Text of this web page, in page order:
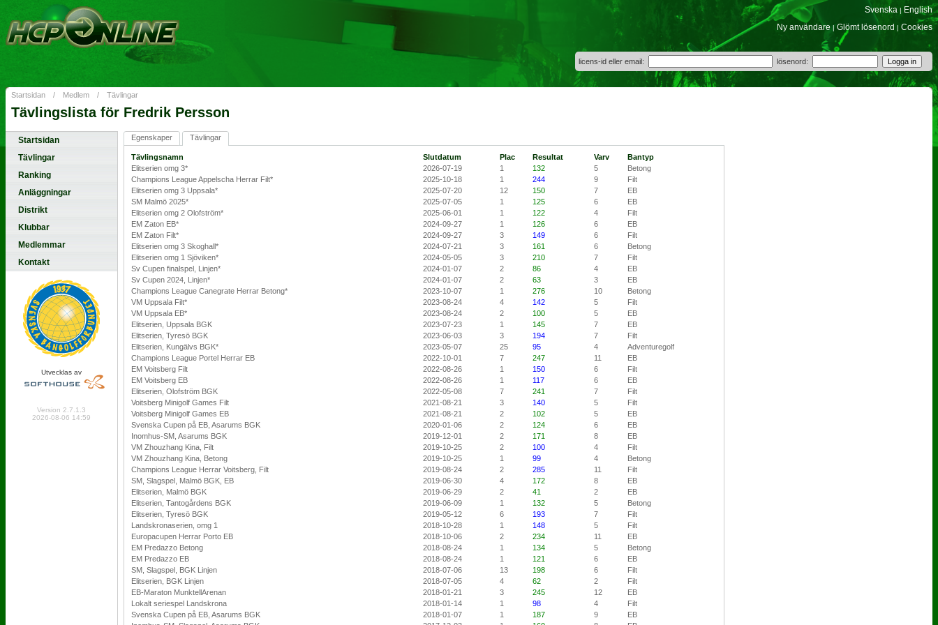
Svenska | English
Ny användare | Glömt lösenord | Cookies
licens-id eller email: lösenord:
Startsidan / Medlem / Tävlingar
Tävlingslista för Fredrik Persson
Startsidan
Tävlingar
Ranking
Anläggningar
Distrikt
Klubbar
Medlemmar
Kontakt
Utvecklas av
Version 2.7.1.3
2026-08-06 14:59
Egenskaper Tävlingar
Tävlingsnamn Slutdatum Plac Resultat Varv
Bantyp
Elitserien omg 3*
2026-07-19 1 132 5
Betong
Champions League Appelscha Herrar Filt*
2025-10-18 1 244 9
Filt
Elitserien omg 3 Uppsala*
2025-07-20 12 150 7
EB
SM Malmö 2025*
2025-07-05 1 125 6
EB
Elitserien omg 2 Olofström*
2025-06-01 1 122 4
Filt
EM Zaton EB*
2024-09-27 1 126 6
EB
EM Zaton Filt*
2024-09-27 3 149 6
Filt
Elitserien omg 3 Skoghall*
2024-07-21 3 161 6
Betong
Elitserien omg 1 Sjöviken*
2024-05-05 3 210 7
Filt
Sv Cupen finalspel, Linjen*
2024-01-07 2 86 4
EB
Sv Cupen 2024, Linjen*
2024-01-07 2 63 3
EB
Champions League Canegrate Herrar Betong*
2023-10-07 1 276 10
Betong
VM Uppsala Filt*
2023-08-24 4 142 5
Filt
VM Uppsala EB*
2023-08-24 2 100 5
EB
Elitserien, Uppsala BGK
2023-07-23 1 145 7
EB
Elitserien, Tyresö BGK
2023-06-03 3 194 7
Filt
Elitserien, Kungälvs BGK*
2023-05-07 25 95 4
Adventuregolf
Champions League Portel Herrar EB
2022-10-01 7 247 11
EB
EM Voitsberg Filt
2022-08-26 1 150 6
Filt
EM Voitsberg EB
2022-08-26 1 117 6
EB
Elitserien, Olofström BGK
2022-05-08 7 241 7
Filt
Voitsberg Minigolf Games Filt
2021-08-21 3 140 5
Filt
Voitsberg Minigolf Games EB
2021-08-21 2 102 5
EB
Svenska Cupen på EB, Asarums BGK
2020-01-06 2 124 6
EB
Inomhus-SM, Asarums BGK
2019-12-01 2 171 8
EB
VM Zhouzhang Kina, Filt
2019-10-25 2 100 4
Filt
VM Zhouzhang Kina, Betong
2019-10-25 1 99 4
Betong
Champions League Herrar Voitsberg, Filt
2019-08-24 2 285 11
Filt
SM, Slagspel, Malmö BGK, EB
2019-06-30 4 172 8
EB
Elitserien, Malmö BGK
2019-06-29 2 41 2
EB
Elitserien, Tantogårdens BGK
2019-06-09 1 132 5
Betong
Elitserien, Tyresö BGK
2019-05-12 6 193 7
Filt
Landskronaserien, omg 1
2018-10-28 1 148 5
Filt
Europacupen Herrar Porto EB
2018-10-06 2 234 11
EB
EM Predazzo Betong
2018-08-24 1 134 5
Betong
EM Predazzo EB
2018-08-24 1 121 6
EB
SM, Slagspel, BGK Linjen
2018-07-06 13 198 6
Filt
Elitserien, BGK Linjen
2018-07-05 4 62 2
Filt
EB-Maraton MunktellArenan
2018-01-21 3 245 12
EB
Lokalt seriespel Landskrona
2018-01-14 1 98 4
Filt
Svenska Cupen på EB, Asarums BGK
2018-01-07 1 187 9
EB